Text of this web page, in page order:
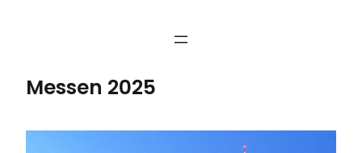
Messen 2025